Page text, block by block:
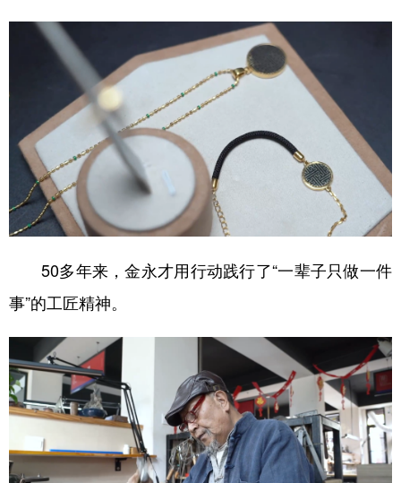
50多年来，金永才用行动践行了“一辈子只做一件
事”的工匠精神。